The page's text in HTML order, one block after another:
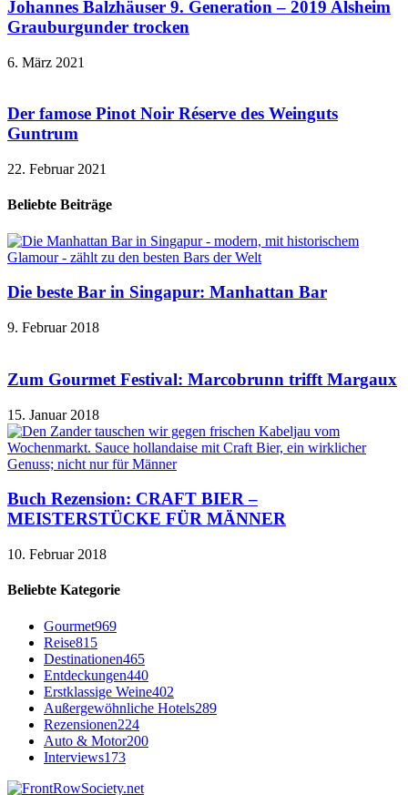
Johannes Balzhäuser 9. Generation – 2019 Alsheim
Grauburgunder trocken
6. März 2021
Der famose Pinot Noir Réserve des Weinguts
Guntrum
22. Februar 2021
Beliebte Beiträge
Die beste Bar in Singapur: Manhattan Bar
9. Februar 2018
Zum Gourmet Festival: Marcobrunn trifft Margaux
15. Januar 2018
Buch Rezension: CRAFT BIER –
MEISTERSTÜCKE FÜR MÄNNER
10. Februar 2018
Beliebte Kategorie
Gourmet969
Reise815
Destinationen465
Entdeckungen440
Erstklassige Weine402
Außergewöhnliche Hotels289
Rezensionen224
Auto & Motor200
Interviews173